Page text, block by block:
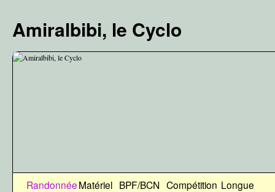
contenu
Amiralbibi, le Cyclo
RandonnéeMatériel BPF/BCN Compétition Longue